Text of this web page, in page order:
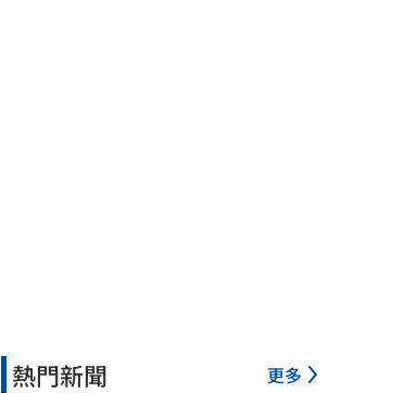
熱門新聞 更多